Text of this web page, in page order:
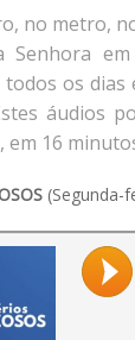
no metro,
Senhora
todos os
áudios
em 16
(Segunda-